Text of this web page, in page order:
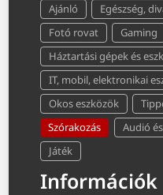
Ajánló
Egészség,
Fotó rovat
Gaming
Háztartási gépek és
IT, mobil, elektronikai
Okos eszközök
Szórakozás
Audió
Játék
Információk